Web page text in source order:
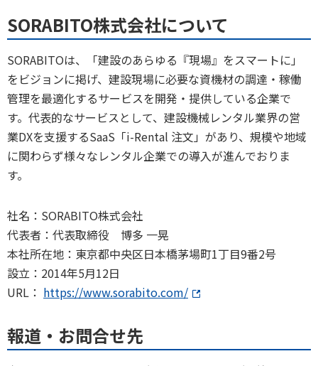
SORABITO株式会社について
SORABITOは、「建設のあらゆる『現場』をスマートに」
をビジョンに掲げ、建設現場に必要な資機材の調達・稼働
管理を最適化するサービスを開発・提供している企業で
す。代表的なサービスとして、建設機械レンタル業界の営
業DXを支援するSaaS「i-Rental 注文」があり、規模や地域
に関わらず様々なレンタル企業での導入が進んでおりま
す。
社名：SORABITO株式会社
代表者：代表取締役 博多 一晃
本社所在地：東京都中央区日本橋茅場町1丁目9番2号
設立：2014年5月12日
URL： https://www.sorabito.com/
報道・お問合せ先